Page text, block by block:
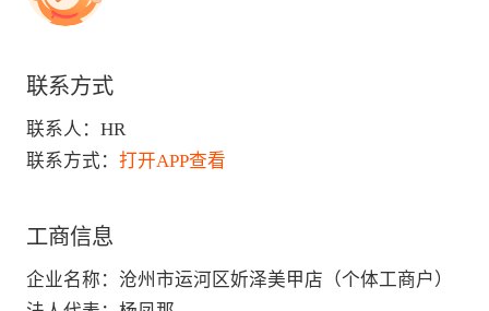
联系方式
联系人： HR
联系方式： 打开APP查看
工商信息
企业名称 ： 沧州市运河区妡泽美甲店（个体工商户）